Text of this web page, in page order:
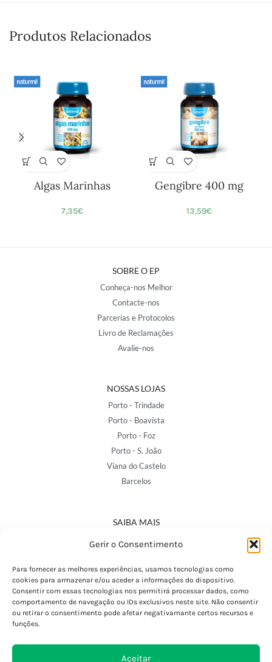
Gerir o Consentimento
Para fornecer as melhores experiências, usamos tecnologias como
cookies para armazenar e/ou aceder a informações do dispositivo.
Consentir com essas tecnologias nos permitirá processar dados, como
comportamento de navegação ou IDs exclusivos neste site. Não consentir
ou retirar o consentimento pode afetar negativamante certos recursos e
funções.
Aceitar
Produtos Relacionados
Algas Marinhas
7,35€
Gengibre 400 mg
13,59€
SOBRE O EP
Conheça-nos Melhor
Contacte-nos
Parcerias e Protocolos
Livro de Reclamações
Avalie-nos
NOSSAS LOJAS
Porto - Trindade
Porto - Boavista
Porto - Foz
Porto - S. João
Viana do Castelo
Barcelos
SAIBA MAIS
Política de Privacidade
Termos e Condições
Perguntas Frequentes
Custos de Envio
Encomendas Internacionais
Devoluções e Trocas